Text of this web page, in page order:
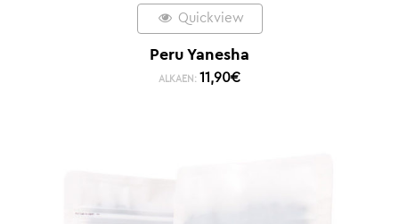
Quickview
Peru Yanesha
ALKAEN: 11,90€